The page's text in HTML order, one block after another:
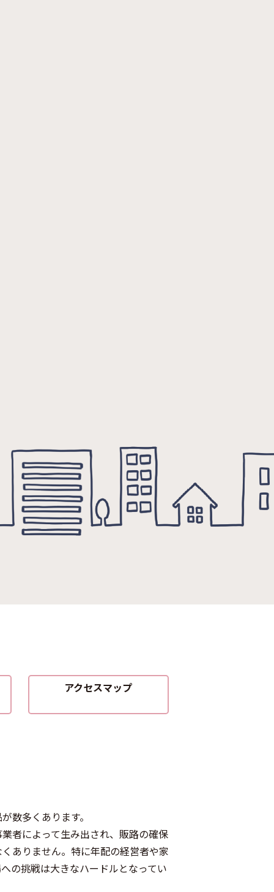
アクセスマップ
数多くあります。
者によって生み出され、販路の確保
ありません。特に年配の経営者や家
の挑戦は大きなハードルとなってい